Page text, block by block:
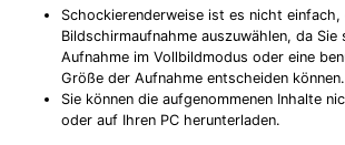
Schockierenderweise ist es nicht
Bildschirmaufnahme auszuwählen, da
Aufnahme im Vollbildmodus oder eine
Größe der Aufnahme entscheiden können.
Sie können die aufgenommenen Inhalte
oder auf Ihren PC herunterladen.